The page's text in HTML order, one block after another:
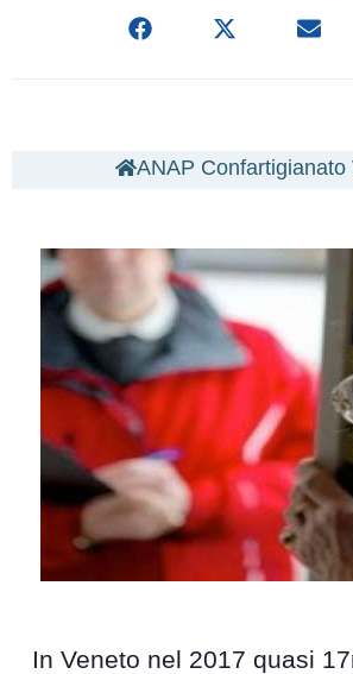
ANAP Confartigianato
In Veneto nel 2017 quasi